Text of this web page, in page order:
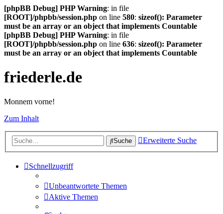
[phpBB Debug] PHP Warning: in file
[ROOT]/phpbb/session.php on line 580: sizeof(): Parameter
must be an array or an object that implements Countable
[phpBB Debug] PHP Warning: in file
[ROOT]/phpbb/session.php on line 636: sizeof(): Parameter
must be an array or an object that implements Countable
friederle.de
Monnem vorne!
Zum Inhalt
Suche Erweiterte Suche
Schnellzugriff
Unbeantwortete Themen
Aktive Themen